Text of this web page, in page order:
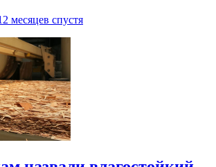
месяцев спустя